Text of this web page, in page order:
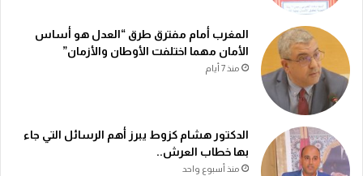
المغرب أمام مفترق طرق “العدل هو أساس
الأمان مهما اختلفت الأوطان والأزمان”
منذ 7 أيام
الدكتور هشام كزوط يبرز أهم الرسائل التي جاء
بها خطاب العرش..
منذ أسبوع واحد